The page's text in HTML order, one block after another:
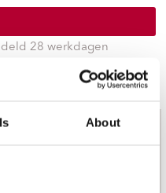
About
28 werkdagen